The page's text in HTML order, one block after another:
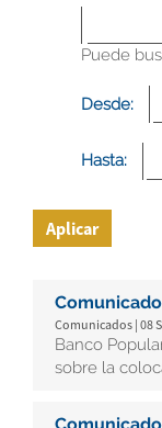
Puede
Desde:
Hasta:
Aplicar
Comunicados | 08
Banco
sobre la